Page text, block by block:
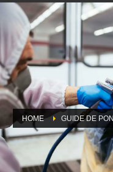
HOME GUIDE DE